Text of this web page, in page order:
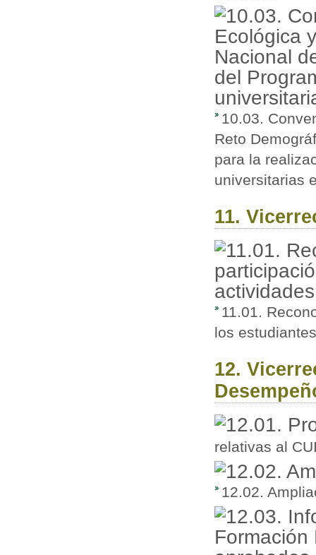
10.03.
Reto
para la
universitarias
11.
11.01.
los
12.
relativas al
12.02.